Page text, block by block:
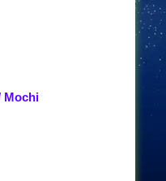
Mochi